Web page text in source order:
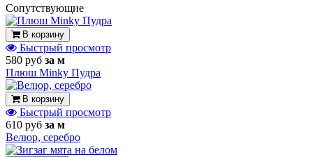
Cопутствующие
В корзину
Быстрый просмотр
580 руб за м
Плюш Minky Пудра
В корзину
Быстрый просмотр
610 руб за м
Велюр, серебро